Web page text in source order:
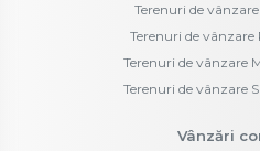
Terenuri de
Terenuri de vânzare
Terenuri de vânzare
Terenuri de vânzare
Vânzări